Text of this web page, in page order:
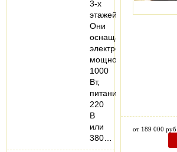
3-х
этажей.
Они
оснащаются
электродвигателем
мощностью
1000
Вт,
питанием
220
В
или
380…
от 189 000 руб